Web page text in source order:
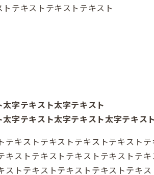
テキストテキストテキスト
字テキスト太字テキスト
字テキスト太字テキスト太字テキス
キストテキストテキストテキスト
ストテキストテキストテキストテ
トテキストテキストテキストテキ